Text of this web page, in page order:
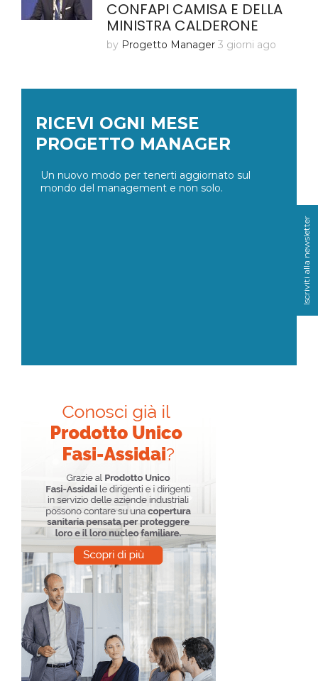
CONFAPI CAMISA E DELLA
MINISTRA CALDERONE
by Progetto Manager 3 giorni ago
RICEVI OGNI MESE
PROGETTO MANAGER
Un nuovo modo per tenerti aggiornato sul
mondo del management e non solo.
Iscriviti alla newsletter